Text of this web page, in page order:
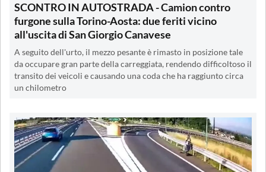
SCONTRO IN AUTOSTRADA - Camion contro
furgone sulla Torino-Aosta: due feriti vicino
all'uscita di San Giorgio Canavese
A seguito dell'urto, il mezzo pesante è rimasto in posizione tale
da occupare gran parte della carreggiata, rendendo difficoltoso il
transito dei veicoli e causando una coda che ha raggiunto circa
un chilometro